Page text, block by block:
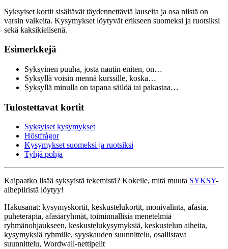
Syksyiset kortit sisältävät täydennettäviä lauseita ja osa niistä on
varsin vaikeita. Kysymykset löytyvät erikseen suomeksi ja ruotsiksi
sekä kaksikielisenä.
Esimerkkejä
Syksyinen puuha, josta nautin eniten, on…
Syksyllä voisin mennä kurssille, koska…
Syksyllä minulla on tapana säilöä tai pakastaa…
Tulostettavat kortit
Syksyiset kysymykset
Höstfrågor
Kysymykset suomeksi ja ruotsiksi
Tyhjä pohja
Kaipaatko lisää syksyistä tekemistä? Kokeile, mitä muuta SYKSY-
aihepiiristä löytyy!
Hakusanat: kysymyskortit, keskustelukortit, monivalinta, afasia,
puheterapia, afasiaryhmät, toiminnallisia menetelmiä
ryhmänohjaukseen, keskustelukysymyksiä, keskustelun aiheita,
kysymyksiä ryhmille, syyskauden suunnittelu, osallistava
suunnittelu, Wordwall-nettipelit